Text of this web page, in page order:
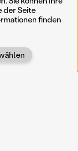
der Seite
finden